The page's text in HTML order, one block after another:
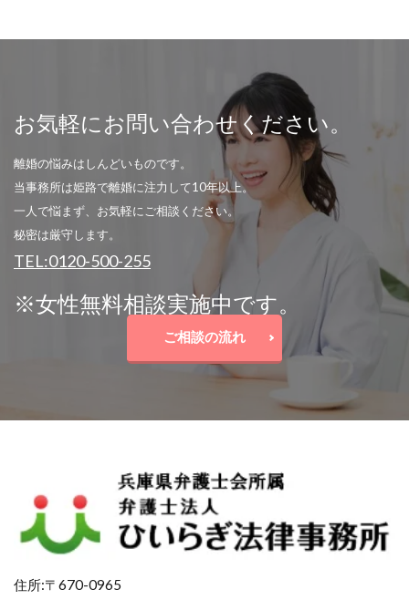
お気軽にお問い合わせください。
離婚の悩みはしんどいものです。
当事務所は姫路で離婚に注力して10年以上。
一人で悩まず、お気軽にご相談ください。
秘密は厳守します。
TEL:0120-500-255
※女性無料相談実施中です。
ご相談の流れ
住所:〒670-0965